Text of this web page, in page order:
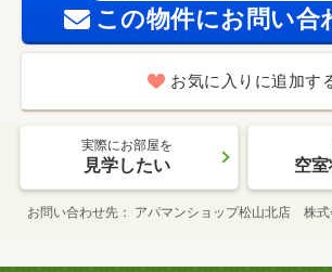
この物件にお問い合
お気に入りに追加す
実際にお部屋を
見学したい 空室
お問い合わせ先 アパマンショップ松山北店 株